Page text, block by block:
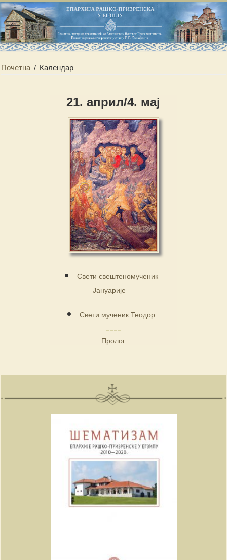
Почетна / Календар
21. април/4. мај
Свети свештеномученик
Јануарије
Свети мученик Теодор
Пролог